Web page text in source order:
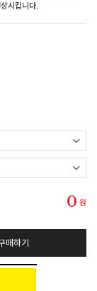
시킵니다.
0 원
매하기